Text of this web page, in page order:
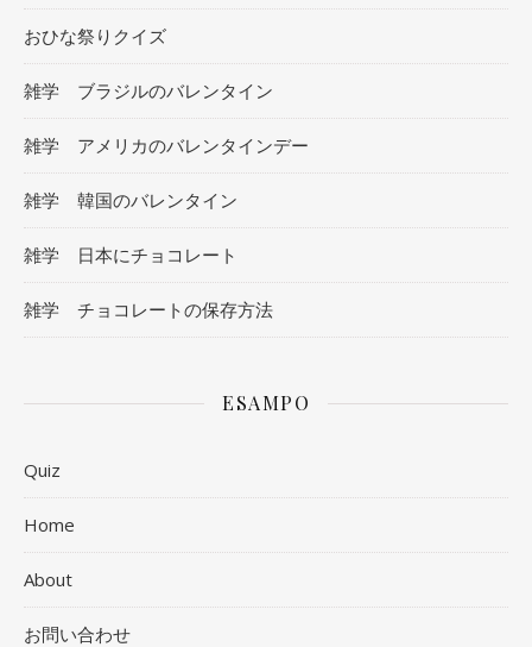
おひな祭りクイズ
雑学 ブラジルのバレンタイン
雑学 アメリカのバレンタインデー
雑学 韓国のバレンタイン
雑学 日本にチョコレート
雑学 チョコレートの保存方法
ESAMPO
Quiz
Home
About
お問い合わせ